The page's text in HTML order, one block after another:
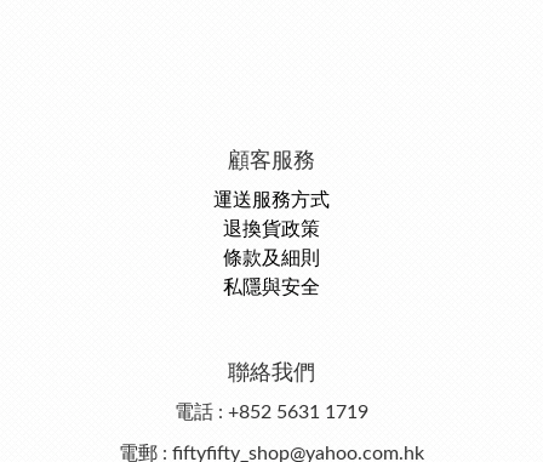
顧客服務
運送服務方式
退換貨政策
條款及細則
私隱與安全
聯絡我們
電話 : +852 5631 1719
電郵 : fiftyfifty_shop@yahoo.com.hk